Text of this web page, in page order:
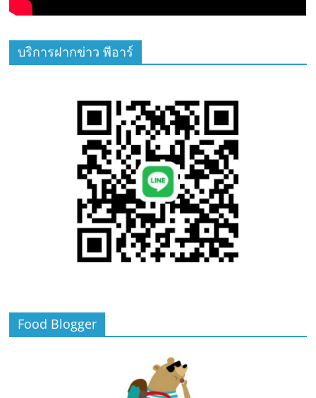
บริการฝากข่าว พีอาร์
Food Blogger